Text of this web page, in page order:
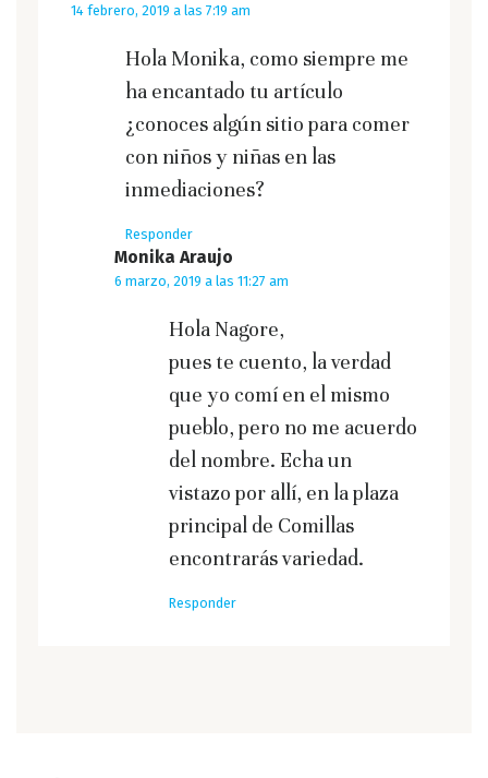
14 febrero, 2019 a las 7:19 am
Hola Monika, como siempre me
ha encantado tu artículo
¿conoces algún sitio para comer
con niños y niñas en las
inmediaciones?
Responder
Monika Araujo
6 marzo, 2019 a las 11:27 am
Hola Nagore,
pues te cuento, la verdad
que yo comí en el mismo
pueblo, pero no me acuerdo
del nombre. Echa un
vistazo por allí, en la plaza
principal de Comillas
encontrarás variedad.
Responder